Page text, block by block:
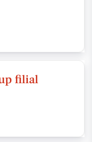
filial